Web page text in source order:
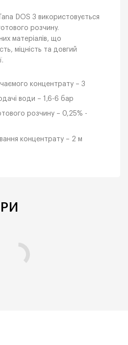
DOS 3 використовується
розчину.
матеріалів, що
міцність та довгий
концентрату – 3
води – 1,6-6 бар
розчину – 0,25% -
концентрату – 2 м